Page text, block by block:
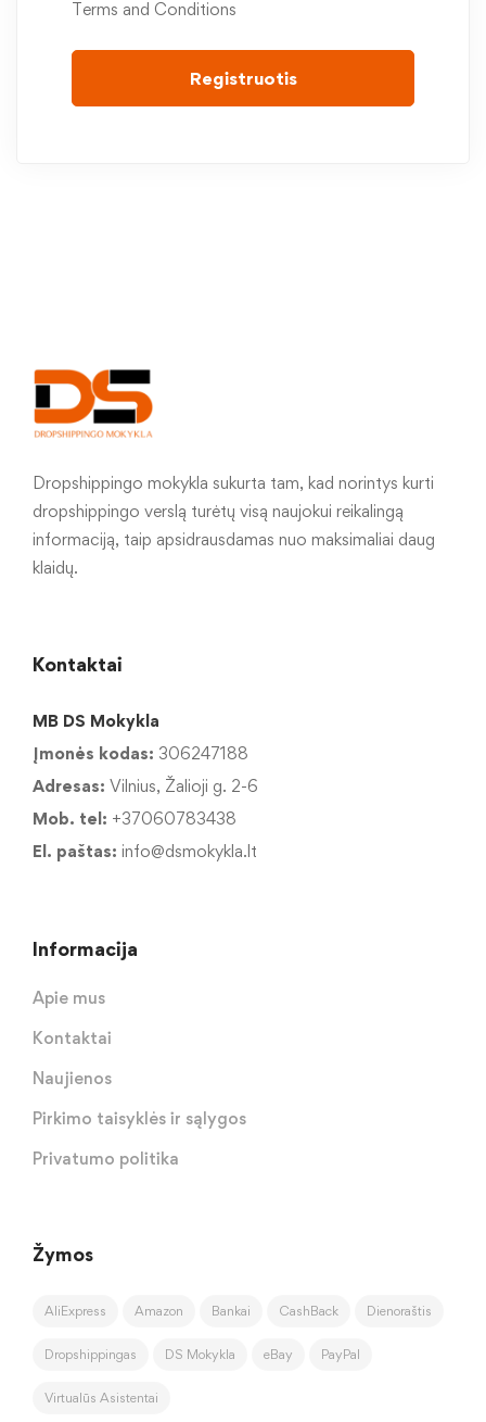
Terms and Conditions
Registruotis
Dropshippingo mokykla sukurta tam, kad norintys kurti
dropshippingo verslą turėtų visą naujokui reikalingą
informaciją, taip apsidrausdamas nuo maksimaliai daug
klaidų.
Kontaktai
MB DS Mokykla
Įmonės kodas: 306247188
Adresas: Vilnius, Žalioji g. 2-6
Mob. tel: +37060783438
El. paštas: info@dsmokykla.lt
Informacija
Apie mus
Kontaktai
Naujienos
Pirkimo taisyklės ir sąlygos
Privatumo politika
Žymos
AliExpress Amazon Bankai CashBack Dienoraštis
Dropshippingas DS Mokykla eBay PayPal
Virtualūs Asistentai